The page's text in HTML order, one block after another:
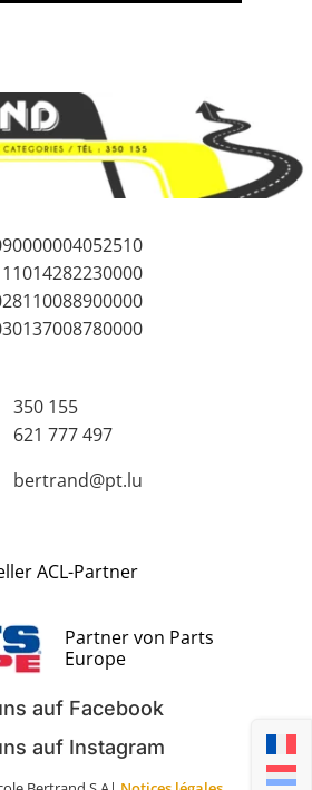
350 155
621 777 497
bertrand@pt.lu
auf Facebook
auf Instagram